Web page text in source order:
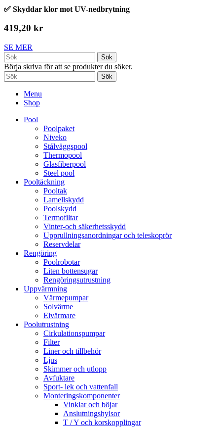
✅ Skyddar klor mot UV-nedbrytning
419,20 kr
SE MER
Sök
Börja skriva för att se produkter du söker.
Sök
Menu
Shop
Pool
Poolpaket
Niveko
Stålväggspool
Thermopool
Glasfiberpool
Steel pool
Pooltäckning
Pooltak
Lamellskydd
Poolskydd
Termofiltar
Vinter-och säkerhetsskydd
Upprullningsanordningar och teleskoprör
Reservdelar
Rengöring
Poolrobotar
Liten bottensugar
Rengöringsutrustning
Uppvärmning
Värmepumpar
Solvärme
Elvärmare
Poolutrustning
Cirkulationspumpar
Filter
Liner och tillbehör
Ljus
Skimmer och utlopp
Avfuktare
Sport- lek och vattenfall
Monteringskomponenter
Vinklar och böjar
Anslutningshylsor
T / Y och korskopplingar